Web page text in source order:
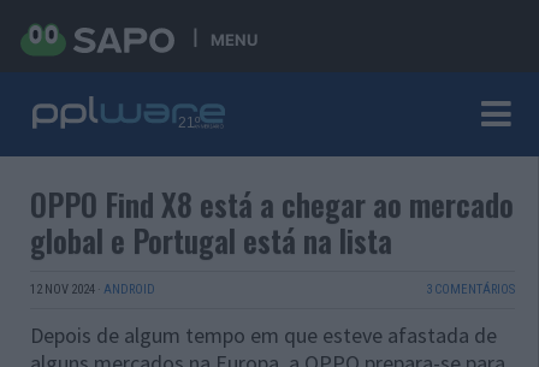
MENU
OPPO Find X8 está a chegar ao mercado
global e Portugal está na lista
12 NOV 2024 · ANDROID 3 COMENTÁRIOS
Depois de algum tempo em que esteve afastada de